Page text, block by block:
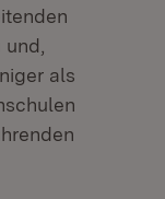
als